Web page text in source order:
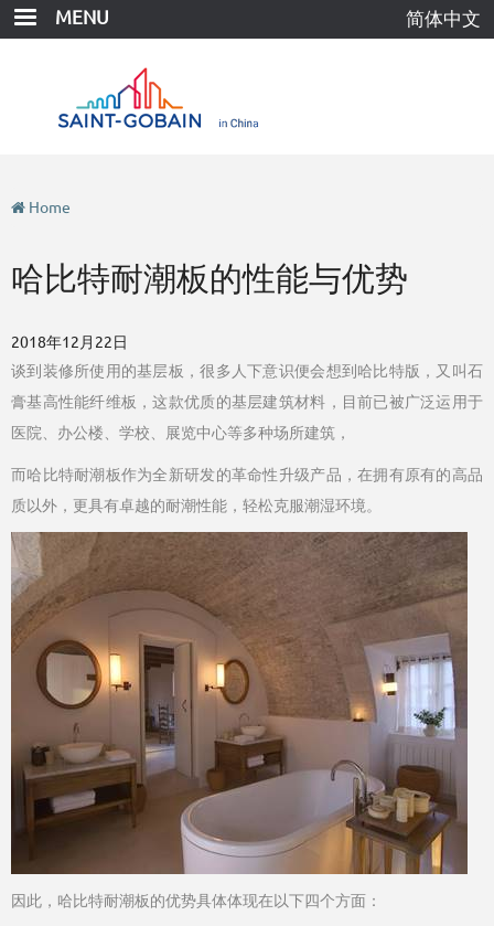
Skip
MENU 简体中文
Home
哈比特耐潮板的性能与优势
2018年12月22日
谈到装修所使用的基层板，很多人下意识便会想到哈比特版，又叫石
膏基高性能纤维板，这款优质的基层建筑材料，目前已被广泛运用于
医院、办公楼、学校、展览中心等多种场所建筑，
而哈比特耐潮板作为全新研发的革命性升级产品，在拥有原有的高品
质以外，更具有卓越的耐潮性能，轻松克服潮湿环境。
因此，哈比特耐潮板的优势具体体现在以下四个方面：